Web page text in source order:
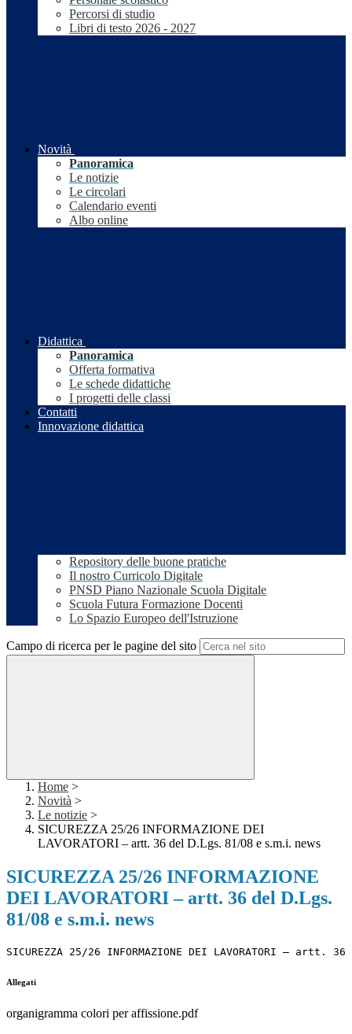
Percorsi di studio
Libri di testo 2026 - 2027
Novità
Panoramica
Le notizie
Le circolari
Calendario eventi
Albo online
Didattica
Panoramica
Offerta formativa
Le schede didattiche
I progetti delle classi
Contatti
Innovazione didattica
Repository delle buone pratiche
Il nostro Curricolo Digitale
PNSD Piano Nazionale Scuola Digitale
Scuola Futura Formazione Docenti
Lo Spazio Europeo dell'Istruzione
Campo di ricerca per le pagine del sito
Home >
Novità >
Le notizie >
SICUREZZA 25/26 INFORMAZIONE DEI
LAVORATORI – artt. 36 del D.Lgs. 81/08 e s.m.i. news
SICUREZZA 25/26 INFORMAZIONE
DEI LAVORATORI – artt. 36 del D.Lgs.
81/08 e s.m.i. news
SICUREZZA 25/26 INFORMAZIONE DEI LAVORATORI –
Allegati
organigramma colori per affissione.pdf